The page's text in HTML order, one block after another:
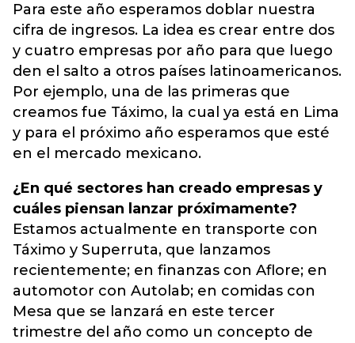
Para este año esperamos doblar nuestra
cifra de ingresos. La idea es crear entre dos
y cuatro empresas por año para que luego
den el salto a otros países latinoamericanos.
Por ejemplo, una de las primeras que
creamos fue Táximo, la cual ya está en Lima
y para el próximo año esperamos que esté
en el mercado mexicano.
¿En qué sectores han creado empresas y
cuáles piensan lanzar próximamente?
Estamos actualmente en transporte con
Táximo y Superruta, que lanzamos
recientemente; en finanzas con Aflore; en
automotor con Autolab; en comidas con
Mesa que se lanzará en este tercer
trimestre del año como un concepto de